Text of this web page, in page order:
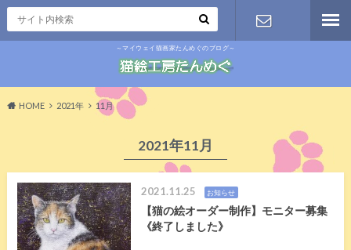
～マイウェイ猫画家たんめぐのブログ～
HOME 2021年 11月
2021年11月
2021.11.25 お知らせ
【猫の絵オーダー制作】モニター募集
《終了しました》